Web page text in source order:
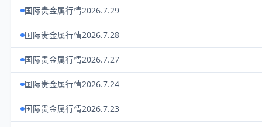
国际贵金属行情2026.7.29
国际贵金属行情2026.7.28
国际贵金属行情2026.7.27
国际贵金属行情2026.7.24
国际贵金属行情2026.7.23